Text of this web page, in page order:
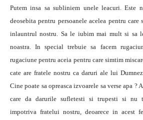
Putem insa sa subliniem unele leacuri. Este
deosebita pentru persoanele acelea pentru
inlauntrul nostru. Sa le iubim mai mult si sa
noastra. In special trebuie sa facem
rugaciune pentru aceia pentru care simtim
cate are fratele nostru ca daruri ale lui
Cine poate sa opreasca izvoarele sa verse apa ?
care da darurile sufletesti si trupesti si nu
impotriva fratelui nostru, deoarece in acest